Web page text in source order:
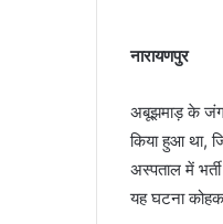
नारायणपुर
अबूझमाड़ के
किया हुआ था,
अस्पताल में
यह घटना